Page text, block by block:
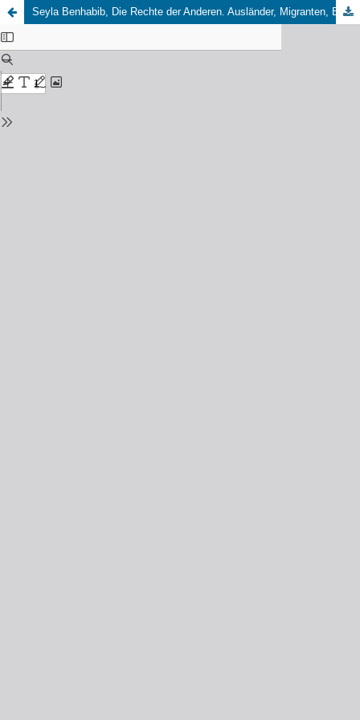
Seyla Benhabib, Die Rechte der Anderen. Ausländer, Migranten, Bürger